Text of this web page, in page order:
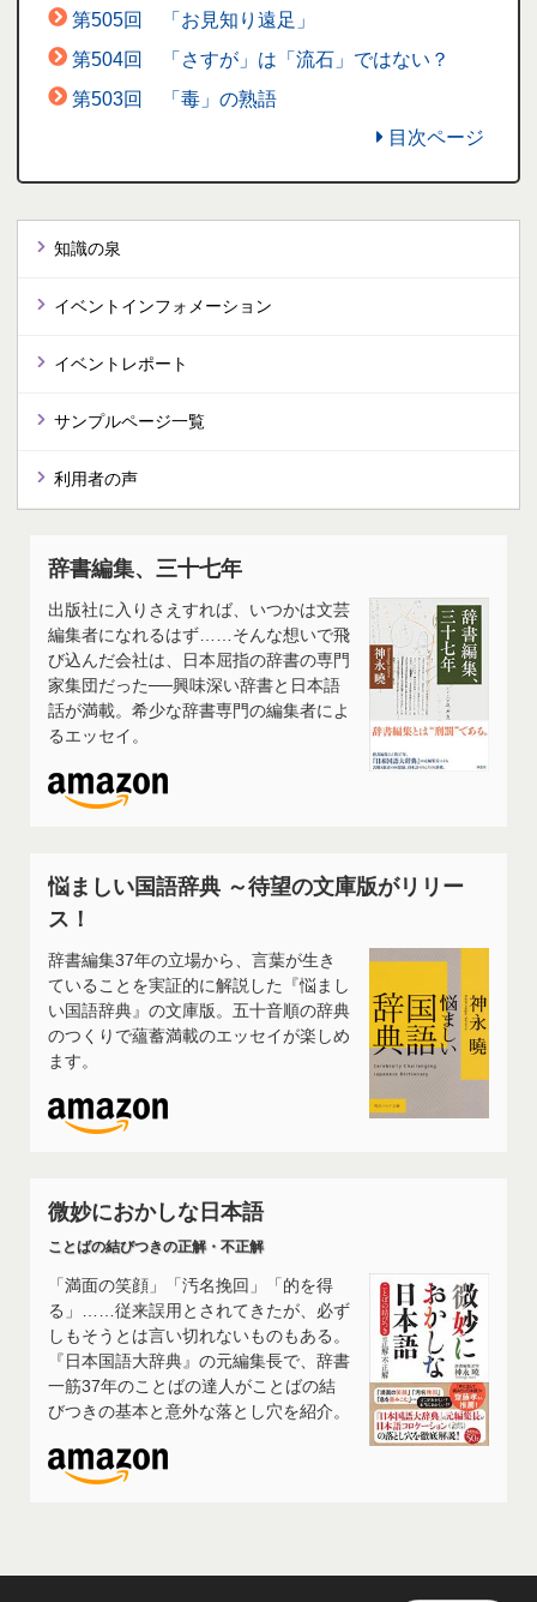
第505回 「お見知り遠足」
第504回 「さすが」は「流石」ではない？
第503回 「毒」の熟語
目次ページ
知識の泉
イベントインフォメーション
イベントレポート
サンプルページ一覧
利用者の声
辞書編集、三十七年
出版社に入りさえすれば、いつかは文芸
編集者になれるはず……そんな想いで飛
び込んだ会社は、日本屈指の辞書の専門
家集団だった──興味深い辞書と日本語
話が満載。希少な辞書専門の編集者によ
るエッセイ。
悩ましい国語辞典 ～待望の文庫版がリリー
ス！
辞書編集37年の立場から、言葉が生き
ていることを実証的に解説した『悩まし
い国語辞典』の文庫版。五十音順の辞典
のつくりで蘊蓄満載のエッセイが楽しめ
ます。
微妙におかしな日本語
ことばの結びつきの正解・不正解
「満面の笑顔」「汚名挽回」「的を得
る」……従来誤用とされてきたが、必ず
しもそうとは言い切れないものもある。
『日本国語大辞典』の元編集長で、辞書
一筋37年のことばの達人がことばの結
びつきの基本と意外な落とし穴を紹介。